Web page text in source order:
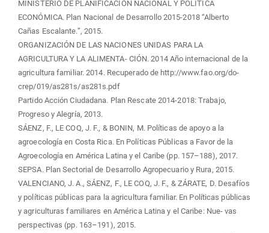
MINISTERIO DE PLANIFICACIÓN NACIONAL Y POLÍTICA
ECONÓMICA. Plan Nacional de Desarrollo 2015-2018 “Alberto
Cañas Escalante.”, 2015.
ORGANIZACIÓN DE LAS NACIONES UNIDAS PARA LA
AGRICULTURA Y LA ALIMENTA- CIÓN. 2014 Año internacional de la
agricultura familiar. 2014. Recuperado de http://www.fao.org/do-
crep/019/as281s/as281s.pdf
Partido Acción Ciudadana. Plan Rescate 2014-2018: Trabajo,
Progreso y Alegría, 2013.
SÁENZ, F., LE COQ, J. F., & BONIN, M. Políticas de apoyo a la
agroecología en Costa Rica. En Políticas Públicas a Favor de la
Agroecología en América Latina y el Caribe (pp. 157–188), 2017.
SEPSA. Plan Sectorial de Desarrollo Agropecuario y Rura, 2015.
VALENCIANO, J. A., SÁENZ, F., LE COQ, J. F., & ZÁRATE, D. Desafíos
y políticas públicas para la agricultura familiar. En Políticas públicas
y agriculturas familiares en América Latina y el Caribe: Nue- vas
perspectivas (pp. 163–191), 2015.